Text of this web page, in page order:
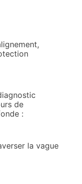
de
:
la vague